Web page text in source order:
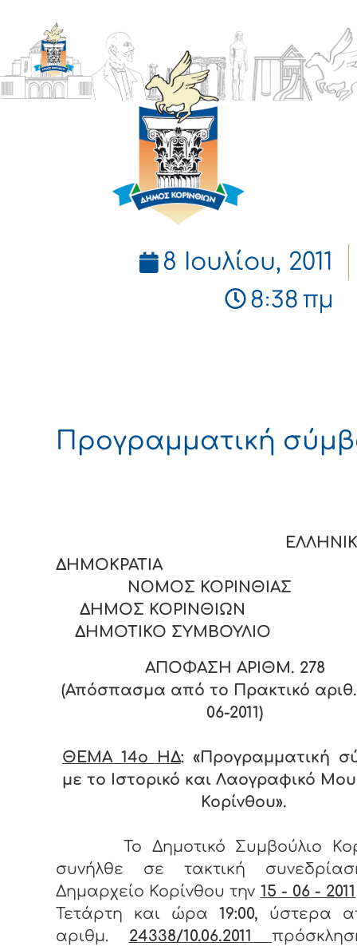
ΔΗΜΟΣ
ΚΟΡΙΝΘΙΩΝ
8 Ιουλίου, 2011
8:38 πμ
Προγραμματική
ΔΗΜΟΚΡΑΤΙΑ
ΝΟΜΟΣ ΚΟΡΙΝΘΙΑΣ
ΔΗΜΟΣ ΚΟΡΙΝΘΙΩΝ
ΔΗΜΟΤΙΚΟ ΣΥΜΒΟΥΛΙΟ
ΑΠΟΦΑΣΗ ΑΡΙΘΜ. 278
(Απόσπασμα από το Πρακτικό αριθ.
06-2011)
ΘΕΜΑ 14o ΗΔ: «Προγραμματική
με το Ιστορικό και Λαογραφικό
Κορίνθου».
Το Δημοτικό Συμβούλιο
συνήλθε σε τακτική
Δημαρχείο Κορίνθου την 15 - 06 - 2011
Τετάρτη και ώρα19:00, ύστερα
αριθμ. 24338/10.06.2011